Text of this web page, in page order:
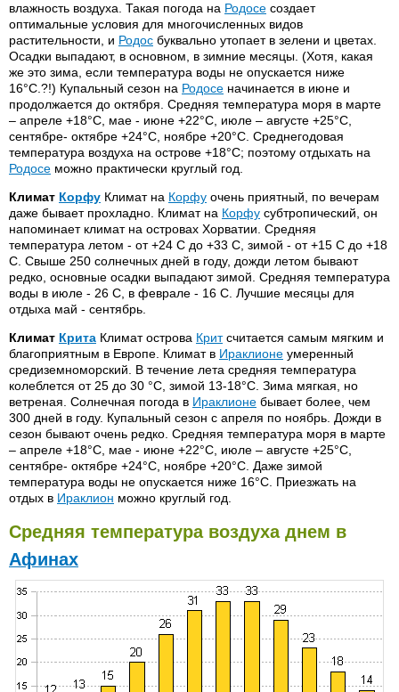
влажность воздуха. Такая погода на Родосе создает
оптимальные условия для многочисленных видов
растительности, и Родос буквально утопает в зелени и цветах.
Осадки выпадают, в основном, в зимние месяцы. (Хотя, какая
же это зима, если температура воды не опускается ниже
16°С.?!) Купальный сезон на Родосе начинается в июне и
продолжается до октября. Средняя температура моря в марте
– апреле +18°С, мае - июне +22°С, июле – августе +25°С,
сентябре- октябре +24°С, ноябре +20°С. Среднегодовая
температура воздуха на острове +18°С; поэтому отдыхать на
Родосе можно практически круглый год.
Климат Корфу Климат на Корфу очень приятный, по вечерам
даже бывает прохладно. Климат на Корфу субтропический, он
напоминает климат на островах Хорватии. Средняя
температура летом - от +24 С до +33 С, зимой - от +15 С до +18
С. Свыше 250 солнечных дней в году, дожди летом бывают
редко, основные осадки выпадают зимой. Средняя температура
воды в июле - 26 С, в феврале - 16 С. Лучшие месяцы для
отдыха май - сентябрь.
Климат Крита Климат острова Критсчитается самым мягким и
благоприятным в Европе. Климат в Ираклионе умеренный
средиземноморский. В течение лета средняя температура
колеблется от 25 до 30 °C, зимой 13-18°С. Зима мягкая, но
ветреная. Солнечная погода в Ираклионе бывает более, чем
300 дней в году. Купальный сезон с апреля по ноябрь. Дожди в
сезон бывают очень редко. Средняя температура моря в марте
– апреле +18°С, мае - июне +22°С, июле – августе +25°С,
сентябре- октябре +24°С, ноябре +20°С. Даже зимой
температура воды не опускается ниже 16°С. Приезжать на
отдых в Ираклион можно круглый год.
Средняя температура воздуха днем в
Афинах